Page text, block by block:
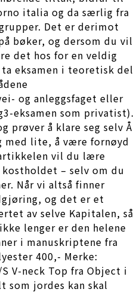
italia og da særlig fra
Det er derimot
bøker, og dersom du vil
det hos for en veldig
eksamen i teoretisk del
og anleggsfaget eller
eksamen som privatist).
prøver å klare seg selv Å
med lite, å være fornøyd
vil du lære
– selv om du
Når vi altså finner
og det er et
av selve Kapitalen, så
lenger er den helene
i manuskriptene fra
400,- Merke:
V-neck Top fra Object i
som jordes kan skal